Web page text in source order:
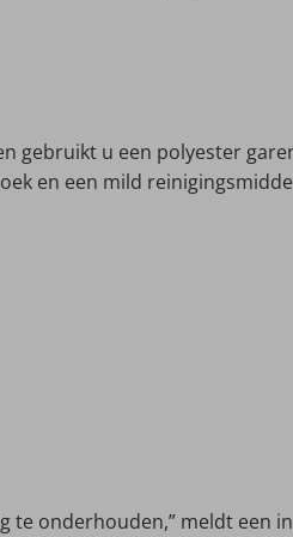
gebruikt u een polyester
en een mild
te onderhouden,” meldt een